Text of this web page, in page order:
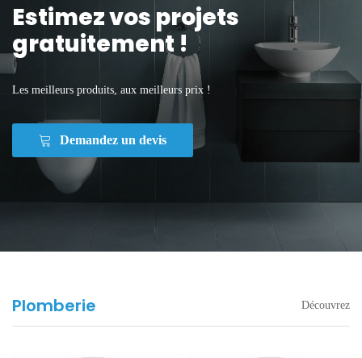
Estimez vos projets
gratuitement !
Les meilleurs produits, aux meilleurs prix !
Demandez un devis
Plomberie Découvrez